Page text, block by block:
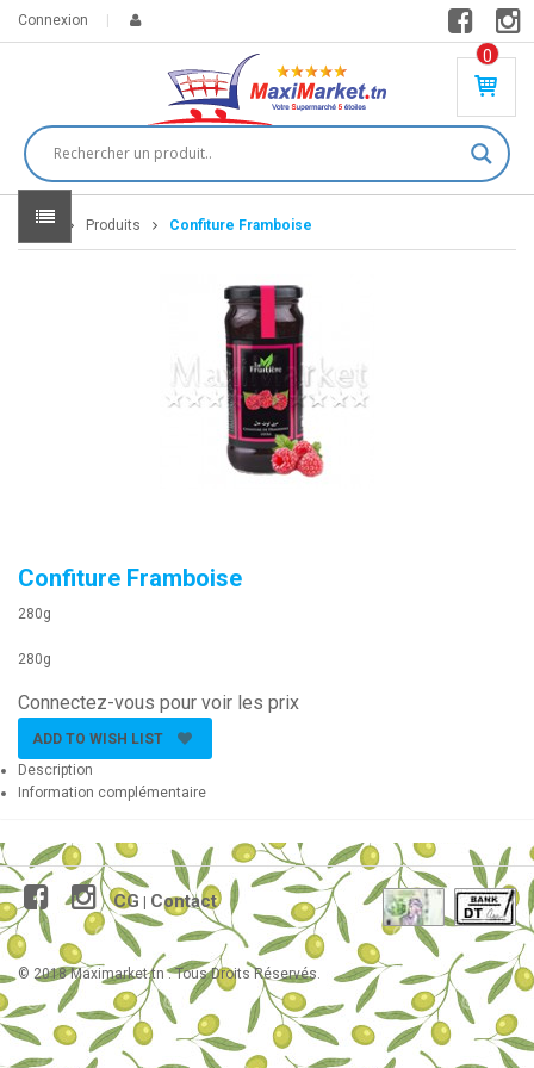
Connexion
0
PR
DU
IT(
S)
Home Produits Confiture Framboise
Confiture Framboise
280g
280g
Connectez-vous pour voir les prix
ADD TO WISH LIST
Description
Information complémentaire
CG Contact
© 2018 Maximarket.tn . Tous Droits Réservés.